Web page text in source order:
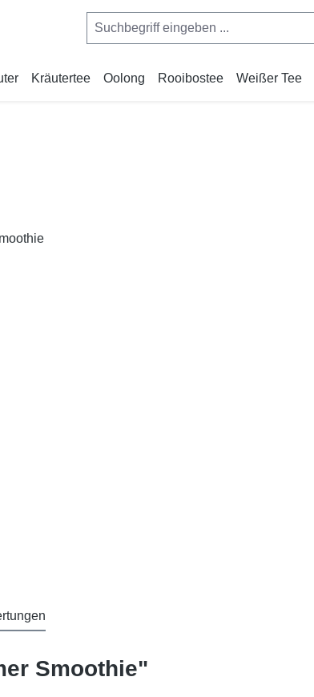
Kräutertee Oolong Rooibostee Weißer Tee
Smoothie"